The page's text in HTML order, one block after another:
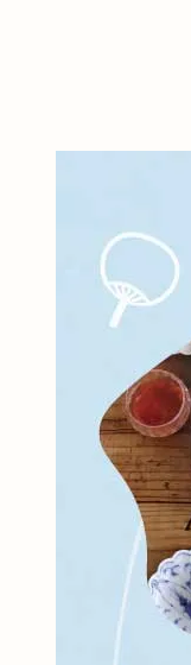
フリー
マグカ